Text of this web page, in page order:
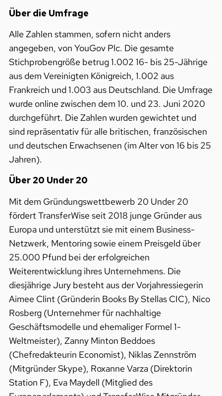
Über die Umfrage
Alle Zahlen stammen, sofern nicht anders
angegeben, von YouGov Plc. Die gesamte
Stichprobengröße betrug 1.002 16- bis 25-Jährige
aus dem Vereinigten Königreich, 1.002 aus
Frankreich und 1.003 aus Deutschland. Die Umfrage
wurde online zwischen dem 10. und 23. Juni 2020
durchgeführt. Die Zahlen wurden gewichtet und
sind repräsentativ für alle britischen, französischen
und deutschen Erwachsenen (im Alter von 16 bis 25
Jahren).
Über 20 Under 20
Mit dem Gründungswettbewerb 20 Under 20
fördert TransferWise seit 2018 junge Gründer aus
Europa und unterstützt sie mit einem Business-
Netzwerk, Mentoring sowie einem Preisgeld über
25.000 Pfund bei der erfolgreichen
Weiterentwicklung ihres Unternehmens. Die
diesjährige Jury besteht aus der Vorjahressiegerin
Aimee Clint (Gründerin Books By Stellas CIC), Nico
Rosberg (Unternehmer für nachhaltige
Geschäftsmodelle und ehemaliger Formel 1-
Weltmeister), Zanny Minton Beddoes
(Chefredakteurin Economist), Niklas Zennström
(Mitgründer Skype), Roxanne Varza (Direktorin
Station F), Eva Maydell (Mitglied des